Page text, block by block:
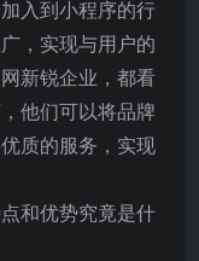
入到小程序的行
，实现与用户的
新锐企业，都看
他们可以将品牌
质的服务，实现
和优势究竟是什